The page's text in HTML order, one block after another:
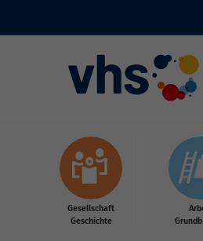
Gesellschaft
Geschichte